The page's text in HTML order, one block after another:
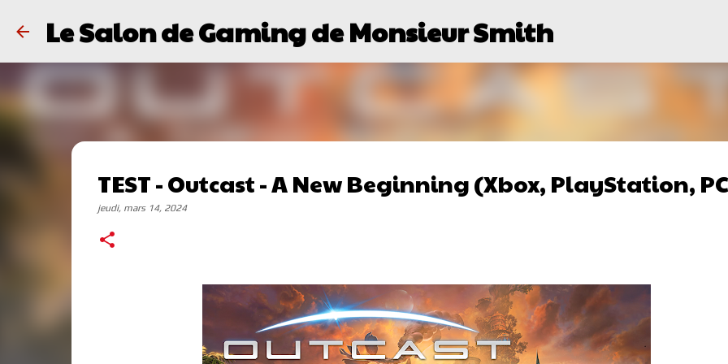
Passer au contenu principal
Le Salon de Gaming de Monsieur Smith
TEST - Outcast - A New Beginning (Xbox, PlayStation,
jeudi, mars 14, 2024